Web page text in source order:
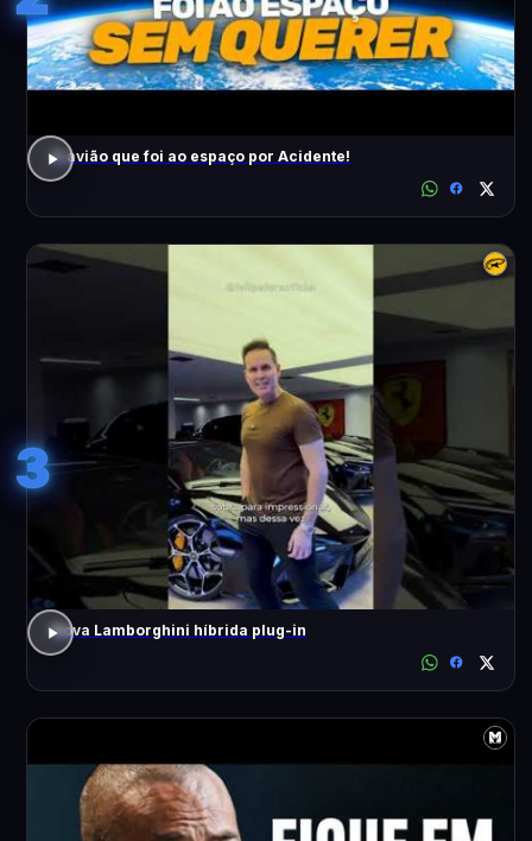
O avião que foi ao espaço por Acidente!
3
Nova Lamborghini híbrida plug-in